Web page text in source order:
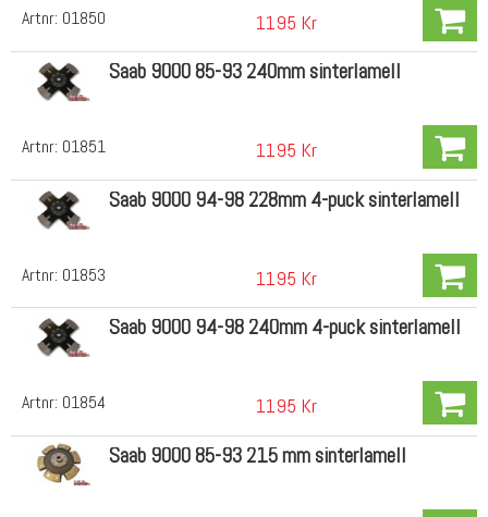
Artnr: 01850 1195 Kr
Artnr: 01851
Saab 9000 85-93 240mm sinterlamell
1195 Kr
Artnr: 01853
Saab 9000 94-98 228mm 4-puck sinterlamell
1195 Kr
Artnr: 01854
Saab 9000 94-98 240mm 4-puck sinterlamell
1195 Kr
Saab 9000 85-93 215 mm sinterlamell